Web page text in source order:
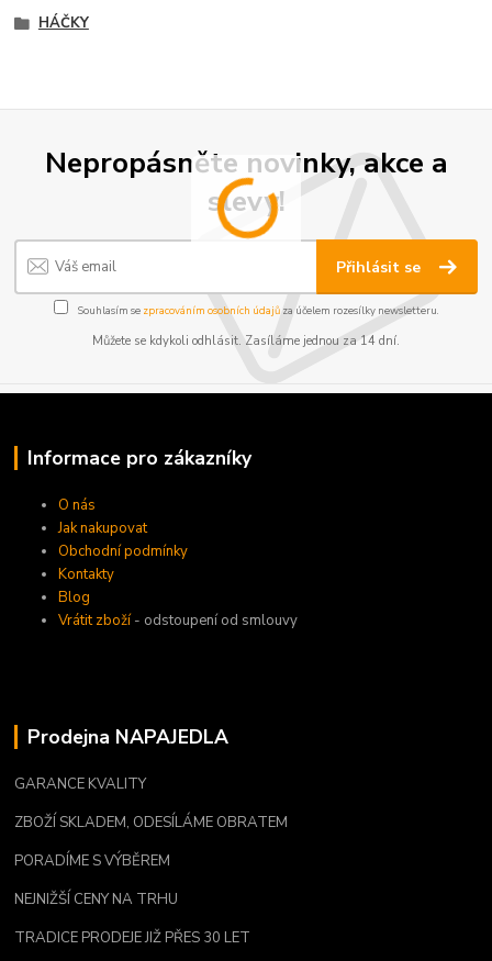
HÁČKY
Nepropásněte novinky, akce a
slevy!
Přihlásit se
Souhlasím se zpracováním osobních údajůza účelem rozesílky newsletteru.
Můžete se kdykoli odhlásit. Zasíláme jednou za 14 dní.
Informace pro zákazníky
O nás
Jak nakupovat
Obchodní podmínky
Kontakty
Blog
Vrátit zboží - odstoupení od smlouvy
Prodejna NAPAJEDLA
GARANCE KVALITY
ZBOŽÍ SKLADEM, ODESÍLÁME OBRATEM
PORADÍME S VÝBĚREM
NEJNIŽŠÍ CENY NA TRHU
TRADICE PRODEJE JIŽ PŘES 30 LET